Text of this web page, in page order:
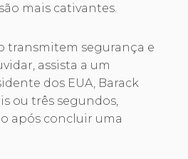
mais cativantes.
transmitem segurança e
assista a um
dos EUA, Barack
ou três segundos,
após concluir uma